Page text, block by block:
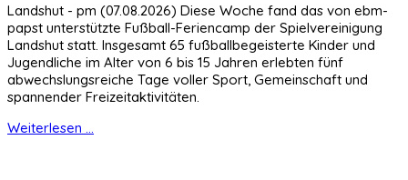
Landshut - pm (07.08.2026) Diese Woche fand das von ebm-
papst unterstützte Fußball-Feriencamp der Spielvereinigung
Landshut statt. Insgesamt 65 fußballbegeisterte Kinder und
Jugendliche im Alter von 6 bis 15 Jahren erlebten fünf
abwechslungsreiche Tage voller Sport, Gemeinschaft und
spannender Freizeitaktivitäten.
Weiterlesen ...